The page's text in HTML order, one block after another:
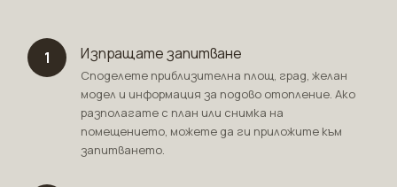
1 Изпращате запитване
Споделете приблизителна площ, град, желан
модел и информация за подово отопление. Ако
разполагате с план или снимка на
помещението, можете да ги приложите към
запитването.